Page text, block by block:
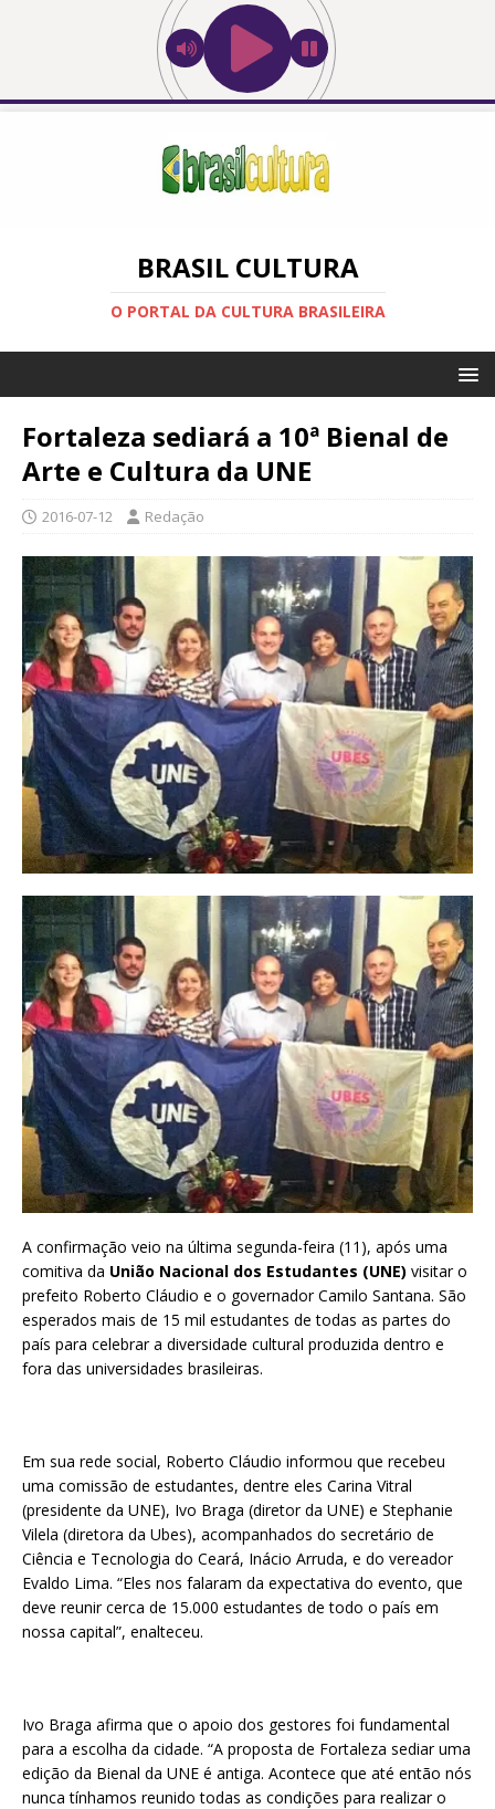
BRASIL CULTURA
O PORTAL DA CULTURA BRASILEIRA
Fortaleza sediará a 10ª Bienal de
Arte e Cultura da UNE
2016-07-12 Redação
A confirmação veio na última segunda-feira (11), após uma
comitiva da União Nacional dos Estudantes (UNE) visitar o
prefeito Roberto Cláudio e o governador Camilo Santana. São
esperados mais de 15 mil estudantes de todas as partes do
país para celebrar a diversidade cultural produzida dentro e
fora das universidades brasileiras.
Em sua rede social, Roberto Cláudio informou que recebeu
uma comissão de estudantes, dentre eles Carina Vitral
(presidente da UNE), Ivo Braga (diretor da UNE) e Stephanie
Vilela (diretora da Ubes), acompanhados do secretário de
Ciência e Tecnologia do Ceará, Inácio Arruda, e do vereador
Evaldo Lima. “Eles nos falaram da expectativa do evento, que
deve reunir cerca de 15.000 estudantes de todo o país em
nossa capital”, enalteceu.
Ivo Braga afirma que o apoio dos gestores foi fundamental
para a escolha da cidade. “A proposta de Fortaleza sediar uma
edição da Bienal da UNE é antiga. Acontece que até então nós
nunca tínhamos reunido todas as condições para realizar o